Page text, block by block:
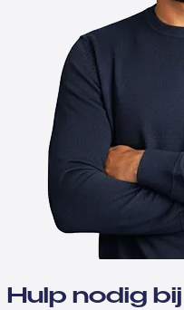
Hulp nodig